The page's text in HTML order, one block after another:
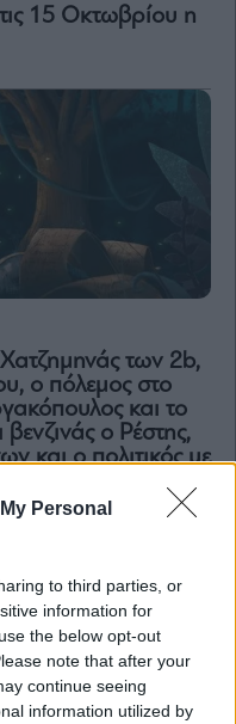
Personal
to third parties, or
information for
the below opt-out
note that after your
continue seeing
information utilized by
15 Οκτωβρίου η
των 2b,
ο πόλεμος στο
και το
βενζινάς ο Ρέστης,
και ο πολιτικός με